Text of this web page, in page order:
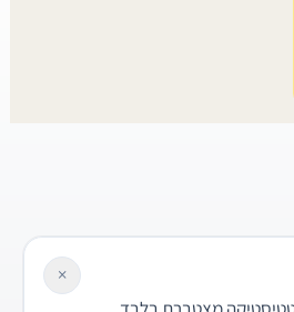
×